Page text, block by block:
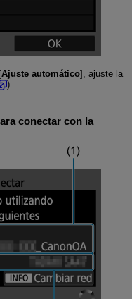
Ajuste automático], ajuste la
).
conectar con la